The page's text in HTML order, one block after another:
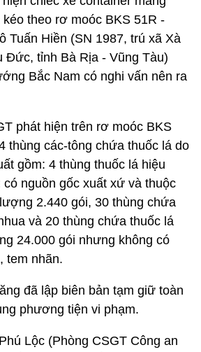
theo rơ moóc BKS 51R -
Tuấn Hiền (SN 1987, trú xã Xà
Đức, tỉnh Bà Rịa - Vũng Tàu)
Bắc Nam có nghi vấn nên ra
phát hiện trên rơ moóc BKS
thùng các-tông chứa thuốc lá do
gồm: 4 thùng thuốc lá hiệu
có nguồn gốc xuất xứ và thuộc
2.440 gói, 30 thùng chứa
và 20 thùng chứa thuốc lá
24.000 gói nhưng không có
tem nhãn.
đã lập biên bản tạm giữ toàn
phương tiện vi phạm.
Lộc (Phòng CSGT Công an